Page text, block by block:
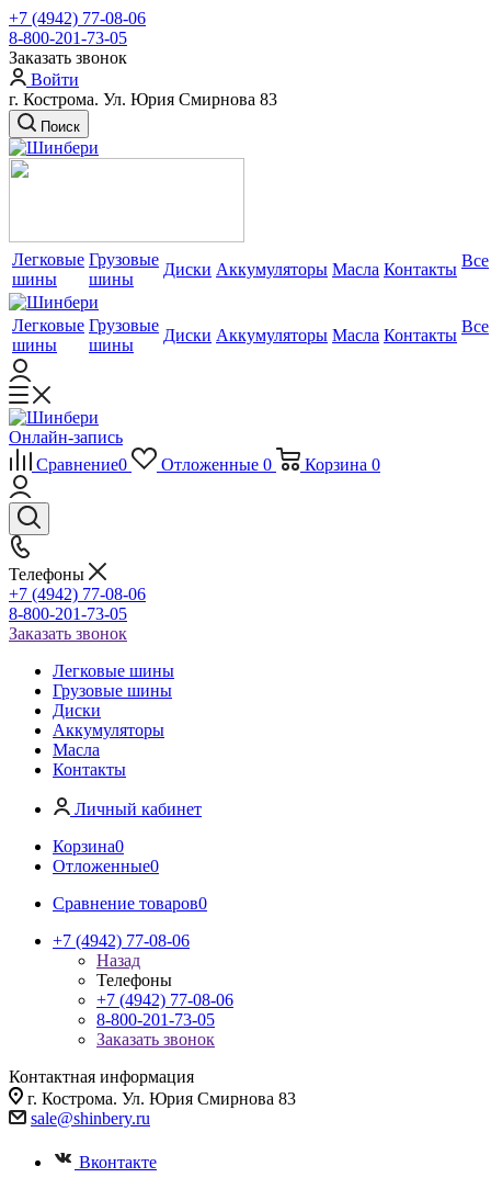
+7 (4942) 77-08-06
8-800-201-73-05
Заказать звонок
Войти
г. Кострома. Ул. Юрия Смирнова 83
Поиск
Легковые
шины
Грузовые
шины
Диски Аккумуляторы Масла Контакты Все
Легковые
шины
Грузовые
шины
Диски Аккумуляторы Масла Контакты Все
Онлайн-запись
Сравнение0 Отложенные 0 Корзина 0
Телефоны
+7 (4942) 77-08-06
8-800-201-73-05
Заказать звонок
Легковые шины
Грузовые шины
Диски
Аккумуляторы
Масла
Контакты
Личный кабинет
Корзина0
Отложенные0
Сравнение товаров0
+7 (4942) 77-08-06
Назад
Телефоны
+7 (4942) 77-08-06
8-800-201-73-05
Заказать звонок
Контактная информация
г. Кострома. Ул. Юрия Смирнова 83
sale@shinbery.ru
Вконтакте